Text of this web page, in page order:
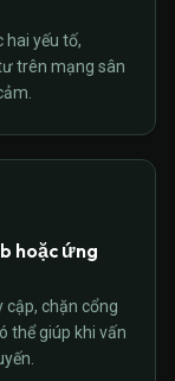
hai yếu tố,
trên mạng sân
hoặc ứng
cập, chặn cổng
thể giúp khi vấn